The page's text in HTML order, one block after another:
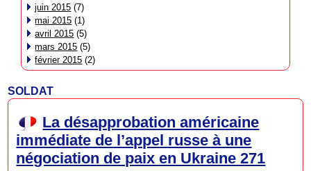
juin 2015 (7)
mai 2015 (1)
avril 2015 (5)
mars 2015 (5)
février 2015 (2)
SOLDAT
La désapprobation américaine
immédiate de l’appel russe à une
négociation de paix en Ukraine 271